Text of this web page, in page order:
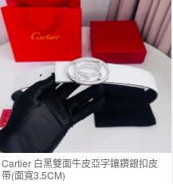
Cartier 白黑雙面牛皮亞字鑲鑽銀扣皮
帶(面寬3.5CM)